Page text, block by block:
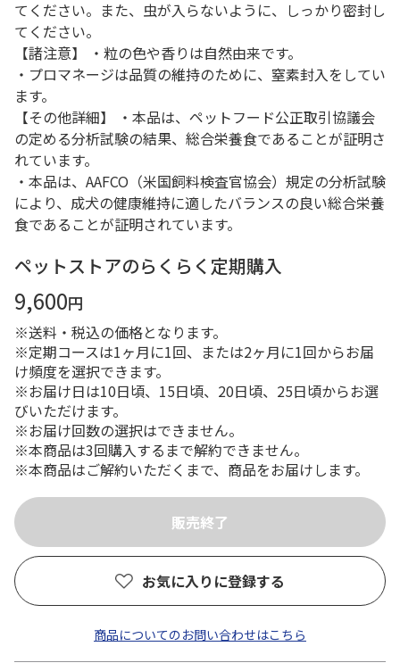
てください。また、虫が入らないように、しっかり密封し
てください。
【諸注意】 ・粒の色や香りは自然由来です。
・プロマネージは品質の維持のために、窒素封入をしてい
ます。
【その他詳細】 ・本品は、ペットフード公正取引協議会
の定める分析試験の結果、総合栄養食であることが証明さ
れています。
・本品は、AAFCO（米国飼料検査官協会）規定の分析試験
により、成犬の健康維持に適したバランスの良い総合栄養
食であることが証明されています。
ペットストアのらくらく定期購入
9,600円
※送料・税込の価格となります。
※定期コースは1ヶ月に1回、または2ヶ月に1回からお届
け頻度を選択できます。
※お届け日は10日頃、15日頃、20日頃、25日頃からお選
びいただけます。
※お届け回数の選択はできません。
※本商品は3回購入するまで解約できません。
※本商品はご解約いただくまで、商品をお届けします。
お気に入りに登録する
商品についてのお問い合わせはこちら